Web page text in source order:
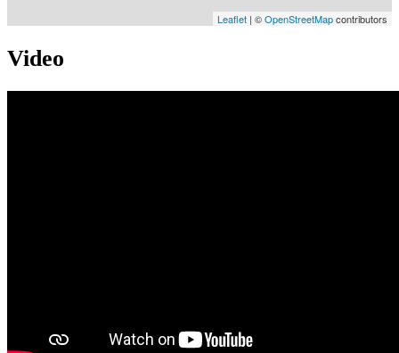
Leaflet | ©OpenStreetMapcontributors
Video